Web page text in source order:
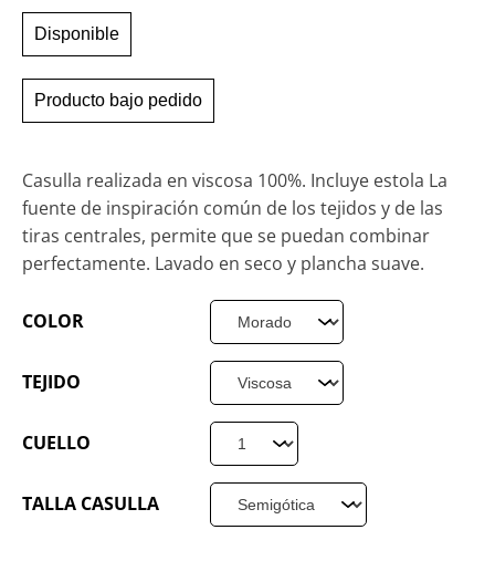
Disponible
Producto bajo pedido
Casulla realizada en viscosa 100%. Incluye estola La
fuente de inspiración común de los tejidos y de las
tiras centrales, permite que se puedan combinar
perfectamente. Lavado en seco y plancha suave.
COLOR
TEJIDO
CUELLO
TALLA CASULLA